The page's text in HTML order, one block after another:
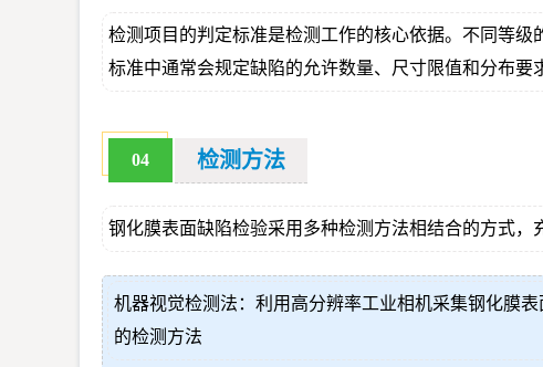
检测项目的判定标准是检测工作的核心依据。不同等
标准中通常会规定缺陷的允许数量、尺寸限值和分布要
04 检测方法
钢化膜表面缺陷检验采用多种检测方法相结合的方式，
机器视觉检测法：利用高分辨率工业相机采集钢化膜
的检测方法